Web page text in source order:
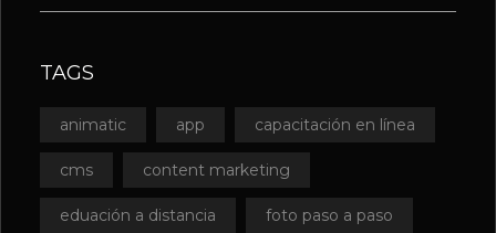
TAGS
animatic app capacitación en línea
cms content marketing
eduación a distancia foto paso a paso